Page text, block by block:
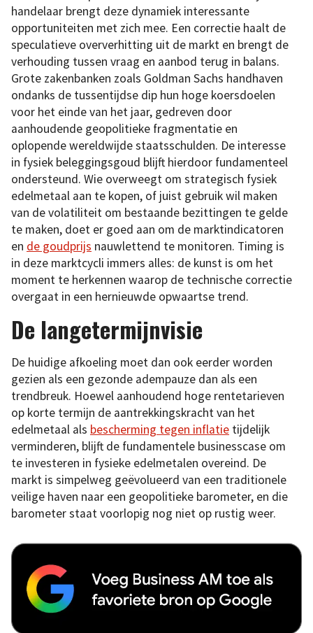
handelaar brengt deze dynamiek interessante
opportuniteiten met zich mee. Een correctie haalt de
speculatieve oververhitting uit de markt en brengt de
verhouding tussen vraag en aanbod terug in balans.
Grote zakenbanken zoals Goldman Sachs handhaven
ondanks de tussentijdse dip hun hoge koersdoelen
voor het einde van het jaar, gedreven door
aanhoudende geopolitieke fragmentatie en
oplopende wereldwijde staatsschulden. De interesse
in fysiek beleggingsgoud blijft hierdoor fundamenteel
ondersteund. Wie overweegt om strategisch fysiek
edelmetaal aan te kopen, of juist gebruik wil maken
van de volatiliteit om bestaande bezittingen te gelde
te maken, doet er goed aan om de marktindicatoren
en de goudprijs nauwlettend te monitoren. Timing is
in deze marktcycli immers alles: de kunst is om het
moment te herkennen waarop de technische correctie
overgaat in een hernieuwde opwaartse trend.
De langetermijnvisie
De huidige afkoeling moet dan ook eerder worden
gezien als een gezonde adempauze dan als een
trendbreuk. Hoewel aanhoudend hoge rentetarieven
op korte termijn de aantrekkingskracht van het
edelmetaal als bescherming tegen inflatie tijdelijk
verminderen, blijft de fundamentele businesscase om
te investeren in fysieke edelmetalen overeind. De
markt is simpelweg geëvolueerd van een traditionele
veilige haven naar een geopolitieke barometer, en die
barometer staat voorlopig nog niet op rustig weer.